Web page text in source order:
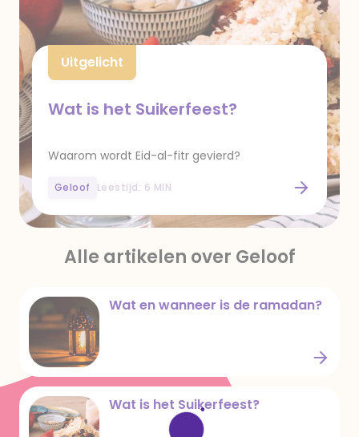
Uitgelicht
Wat is het Suikerfeest?
Waarom wordt Eid-al-fitr gevierd?
Geloof Leestijd: 6 MIN
Alle artikelen over Geloof
Wat en wanneer is de ramadan?
Wat en wanneer is de ramadan?
Wat is het Suikerfeest?